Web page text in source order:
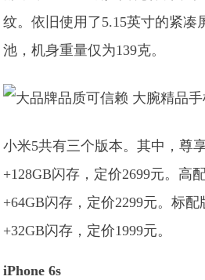
纹。依旧使用了5.15英寸的紧凑
池，机身重量仅为139克。
小米5共有三个版本。其中，尊
+128GB闪存，定价2699元。高
+64GB闪存，定价2299元。标
+32GB闪存，定价1999元。
iPhone 6s